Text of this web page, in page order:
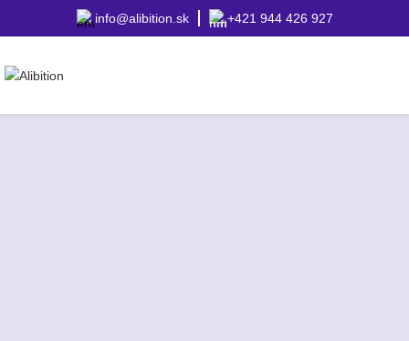
info@alibition.sk +421 944 426 927